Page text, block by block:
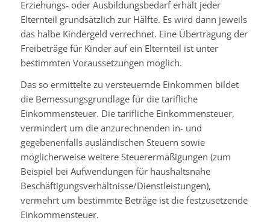
Erziehungs- oder Ausbildungsbedarf erhält jeder
Elternteil grundsätzlich zur Hälfte. Es wird dann jeweils
das halbe Kindergeld verrechnet. Eine Übertragung der
Freibeträge für Kinder auf ein Elternteil ist unter
bestimmten Voraussetzungen möglich.
Das so ermittelte zu versteuernde Einkommen bildet
die Bemessungsgrundlage für die tarifliche
Einkommensteuer. Die tarifliche Einkommensteuer,
vermindert um die anzurechnenden in- und
gegebenenfalls ausländischen Steuern sowie
möglicherweise weitere Steuerermäßigungen (zum
Beispiel bei Aufwendungen für haushaltsnahe
Beschäftigungsverhältnisse/Dienstleistungen),
vermehrt um bestimmte Beträge ist die festzusetzende
Einkommensteuer.